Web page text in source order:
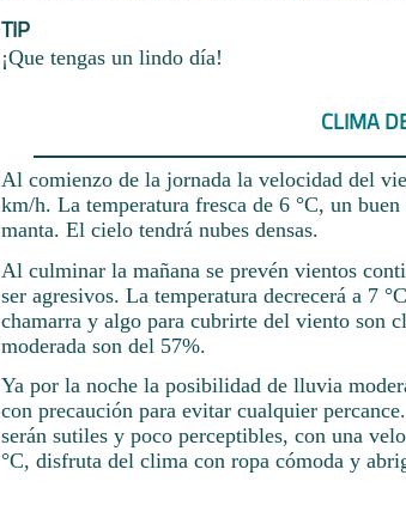
TIP
¡Que tengas un lindo día!
CLIMA
Al comienzo de la jornada la velocidad del
km/h. La temperatura fresca de 6 °C, un
manta. El cielo tendrá nubes densas.
Al culminar la mañana se prevén vientos
ser agresivos. La temperatura decrecerá a 7
chamarra y algo para cubrirte del viento son
moderada son del 57%.
Ya por la noche la posibilidad de lluvia
con precaución para evitar cualquier
serán sutiles y poco perceptibles, con una
°C, disfruta del clima con ropa cómoda y